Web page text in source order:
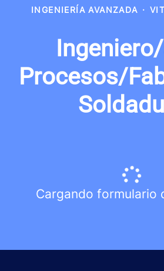
INGENIERÍA AVANZADA ·
Procesos/
Cargando formulario